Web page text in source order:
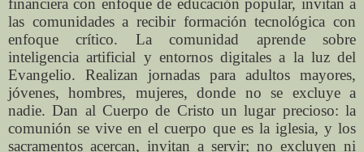
financiera con enfoque de educación popular, invitan a
las comunidades a recibir formación tecnológica con
enfoque crítico. La comunidad aprende sobre
inteligencia artificial y entornos digitales a la luz del
Evangelio. Realizan jornadas para adultos mayores,
jóvenes, hombres, mujeres, donde no se excluye a
nadie. Dan al Cuerpo de Cristo un lugar precioso: la
comunión se vive en el cuerpo que es la iglesia, y los
sacramentos acercan, invitan a servir; no excluyen ni